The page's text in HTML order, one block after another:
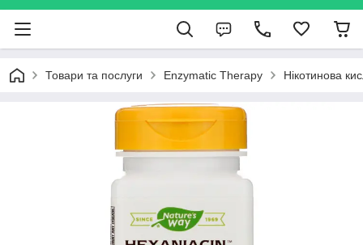
Товари та послуги Enzymatic Therapy Нікотинова